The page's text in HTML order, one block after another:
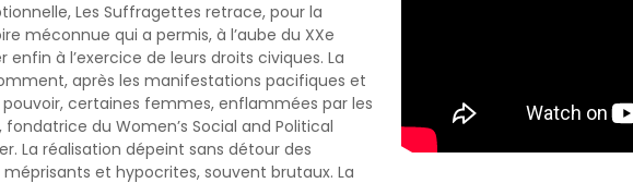
Les Suffragettes retrace, pour la
méconnue qui a permis, à l’aube du XXe
à l’exercice de leurs droits civiques. La
après les manifestations pacifiques et
certaines femmes, enflammées par les
fondatrice du Women’s Social and Political
La réalisation dépeint sans détour des
et hypocrites, souvent brutaux. La